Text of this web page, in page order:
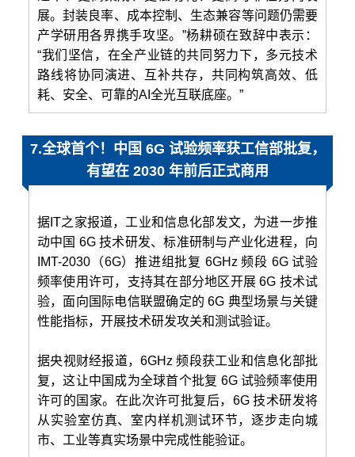
展。封装良率、成本控制、生态兼容等问题仍需要
产学研用各界携手攻坚。”杨耕硕在致辞中表示：
“我们坚信，在全产业链的共同努力下，多元技术
路线将协同演进、互补共存，共同构筑高效、低
耗、安全、可靠的AI全光互联底座。”
7.全球首个！中国 6G 试验频率获工信部批复，
有望在 2030 年前后正式商用
据IT之家报道，工业和信息化部发文，为进一步推
动中国 6G 技术研发、标准研制与产业化进程，向
IMT-2030（6G）推进组批复 6GHz 频段 6G 试验
频率使用许可，支持其在部分地区开展 6G 技术试
验，面向国际电信联盟确定的 6G 典型场景与关键
性能指标，开展技术研发攻关和测试验证。
据央视财经报道，6GHz 频段获工业和信息化部批
复，这让中国成为全球首个批复 6G 试验频率使用
许可的国家。在此次许可批复后，6G 技术研发将
从实验室仿真、室内样机测试环节，逐步走向城
市、工业等真实场景中完成性能验证。